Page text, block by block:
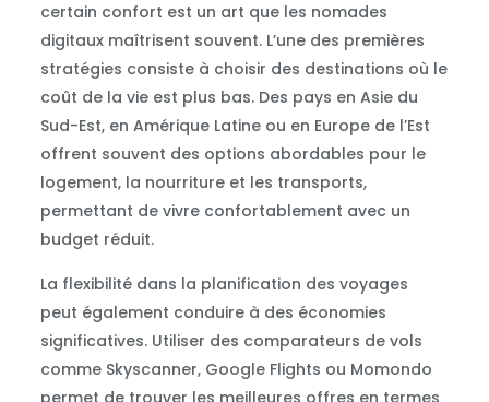
certain confort est un art que les nomades
digitaux maîtrisent souvent. L’une des premières
stratégies consiste à choisir des destinations où le
coût de la vie est plus bas. Des pays en Asie du
Sud-Est, en Amérique Latine ou en Europe de l’Est
offrent souvent des options abordables pour le
logement, la nourriture et les transports,
permettant de vivre confortablement avec un
budget réduit.
La flexibilité dans la planification des voyages
peut également conduire à des économies
significatives. Utiliser des comparateurs de vols
comme Skyscanner, Google Flights ou Momondo